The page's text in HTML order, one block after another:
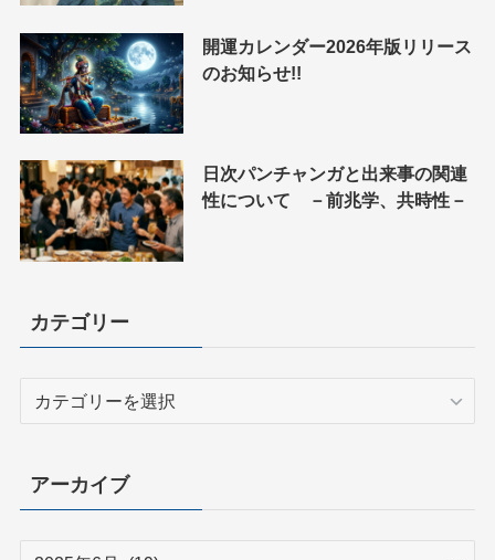
開運カレンダー2026年版リリース
のお知らせ!!
日次パンチャンガと出来事の関連
性について －前兆学、共時性－
カテゴリー
リ
ー
アーカイブ